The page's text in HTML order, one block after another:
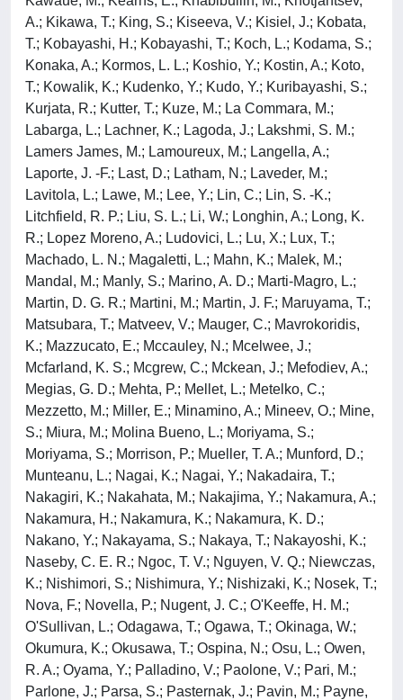
A.; Kikawa, T.; King, S.; Kiseeva, V.; Kisiel, J.; Kobata,
T.; Kobayashi, H.; Kobayashi, T.; Koch, L.; Kodama, S.;
Konaka, A.; Kormos, L. L.; Koshio, Y.; Kostin, A.; Koto,
T.; Kowalik, K.; Kudenko, Y.; Kudo, Y.; Kuribayashi, S.;
Kurjata, R.; Kutter, T.; Kuze, M.; La Commara, M.;
Labarga, L.; Lachner, K.; Lagoda, J.; Lakshmi, S. M.;
Lamers James, M.; Lamoureux, M.; Langella, A.;
Laporte, J. -F.; Last, D.; Latham, N.; Laveder, M.;
Lavitola, L.; Lawe, M.; Lee, Y.; Lin, C.; Lin, S. -K.;
Litchfield, R. P.; Liu, S. L.; Li, W.; Longhin, A.; Long, K.
R.; Lopez Moreno, A.; Ludovici, L.; Lu, X.; Lux, T.;
Machado, L. N.; Magaletti, L.; Mahn, K.; Malek, M.;
Mandal, M.; Manly, S.; Marino, A. D.; Marti-Magro, L.;
Martin, D. G. R.; Martini, M.; Martin, J. F.; Maruyama, T.;
Matsubara, T.; Matveev, V.; Mauger, C.; Mavrokoridis,
K.; Mazzucato, E.; Mccauley, N.; Mcelwee, J.;
Mcfarland, K. S.; Mcgrew, C.; Mckean, J.; Mefodiev, A.;
Megias, G. D.; Mehta, P.; Mellet, L.; Metelko, C.;
Mezzetto, M.; Miller, E.; Minamino, A.; Mineev, O.; Mine,
S.; Miura, M.; Molina Bueno, L.; Moriyama, S.;
Moriyama, S.; Morrison, P.; Mueller, T. A.; Munford, D.;
Munteanu, L.; Nagai, K.; Nagai, Y.; Nakadaira, T.;
Nakagiri, K.; Nakahata, M.; Nakajima, Y.; Nakamura, A.;
Nakamura, H.; Nakamura, K.; Nakamura, K. D.;
Nakano, Y.; Nakayama, S.; Nakaya, T.; Nakayoshi, K.;
Naseby, C. E. R.; Ngoc, T. V.; Nguyen, V. Q.; Niewczas,
K.; Nishimori, S.; Nishimura, Y.; Nishizaki, K.; Nosek, T.;
Nova, F.; Novella, P.; Nugent, J. C.; O'Keeffe, H. M.;
O'Sullivan, L.; Odagawa, T.; Ogawa, T.; Okinaga, W.;
Okumura, K.; Okusawa, T.; Ospina, N.; Osu, L.; Owen,
R. A.; Oyama, Y.; Palladino, V.; Paolone, V.; Pari, M.;
Parlone, J.; Parsa, S.; Pasternak, J.; Pavin, M.; Payne,